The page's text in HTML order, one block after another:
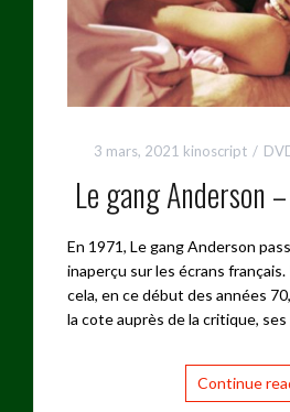
3 mars, 2021 kinoscript
Le gang Anderson
En 1971, Le gang Anderson
inaperçu sur les écrans
cela, en ce début des années
la cote auprès de la critique,
Continue